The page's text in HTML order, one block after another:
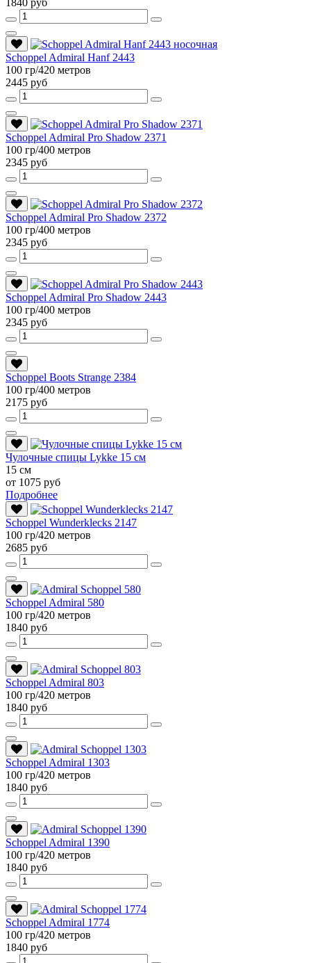
Schoppel Admiral Hanf 2443
100 гр/420 метров
2445 руб
Schoppel Admiral Pro Shadow 2371
100 гр/400 метров
2345 руб
Schoppel Admiral Pro Shadow 2372
100 гр/400 метров
2345 руб
Schoppel Admiral Pro Shadow 2443
100 гр/400 метров
2345 руб
Schoppel Boots Strange 2384
100 гр/400 метров
2175 руб
Чулочные спицы Lykke 15 см
15 см
от 1075 руб
Подробнее
Schoppel Wunderklecks 2147
100 гр/420 метров
2685 руб
Schoppel Admiral 580
100 гр/420 метров
1840 руб
Schoppel Admiral 803
100 гр/420 метров
1840 руб
Schoppel Admiral 1303
100 гр/420 метров
1840 руб
Schoppel Admiral 1390
100 гр/420 метров
1840 руб
Schoppel Admiral 1774
100 гр/420 метров
1840 руб